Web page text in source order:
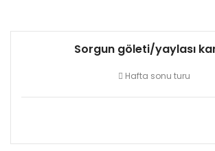
Sorgun göleti/yaylası
Hafta sonu turu